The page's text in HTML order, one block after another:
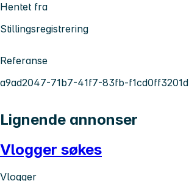
Hentet fra
Stillingsregistrering
Referanse
a9ad2047-71b7-41f7-83fb-f1cd0ff3201d
Lignende annonser
Vlogger søkes
Vlogger